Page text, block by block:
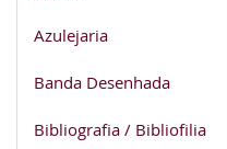
Azulejaria
Banda Desenhada
Bibliografia / Bibliofilia